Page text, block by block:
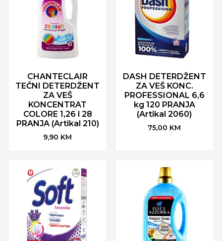
CHANTECLAIR
TEČNI DETERDŽENT
ZA VEŠ
KONCENTRAT
COLORE 1,26 l 28
PRANJA (Artikal 210)
9,90 KM
DASH DETERDŽENT
ZA VEŠ KONC.
PROFESSIONAL 6,6
kg 120 PRANJA
(Artikal 2060)
75,00 KM